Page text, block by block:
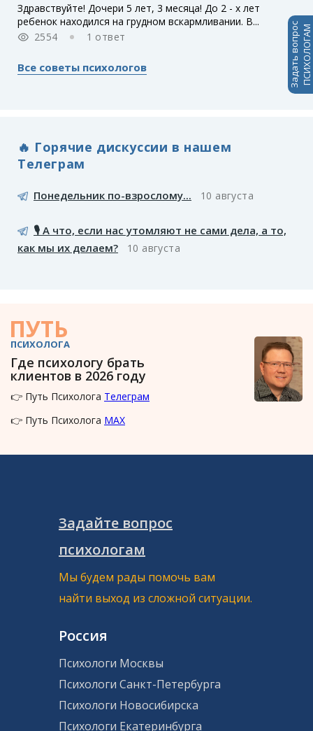
Здравствуйте! Дочери 5 лет, 3 месяца! До 2 - х лет
ребенок находился на грудном вскармливании. В...
2554
1 ответ
Все советы психологов
🔥 Горячие дискуссии в нашем
Телеграм
Понедельник по-взрослому... 10 августа
🎙️ А что, если нас утомляют не сами дела, а то,
как мы их делаем?
10 августа
ПУТЬ
ПСИХОЛОГА
Где психологу брать
клиентов в 2026 году
👉 Путь Психолога Телеграм
👉 Путь Психолога MAX
Задать вопросПСИХОЛОГАМ
Задайте вопрос
психологам
Мы будем рады помочь вам
найти выход из сложной ситуации.
Россия
Психологи Москвы
Психологи Санкт-Петербурга
Психологи Новосибирска
Психологи Екатеринбурга